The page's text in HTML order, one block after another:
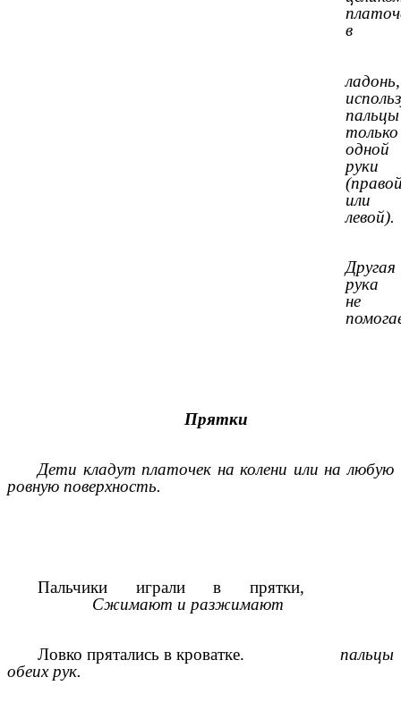
в
ладонь,
пальцы
только
одной
руки
или
левой).
Другая
рука
не
Прятки
Дети кладут платочек на колени или на любую
ровную поверхность.
Пальчики играли в прятки,
Сжимают и разжимают
Ловко прятались в кроватке. пальцы
обеих рук.